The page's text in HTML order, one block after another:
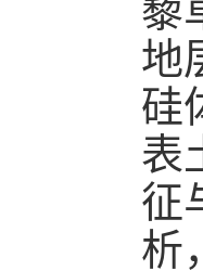
藜
地
硅
表
征
析